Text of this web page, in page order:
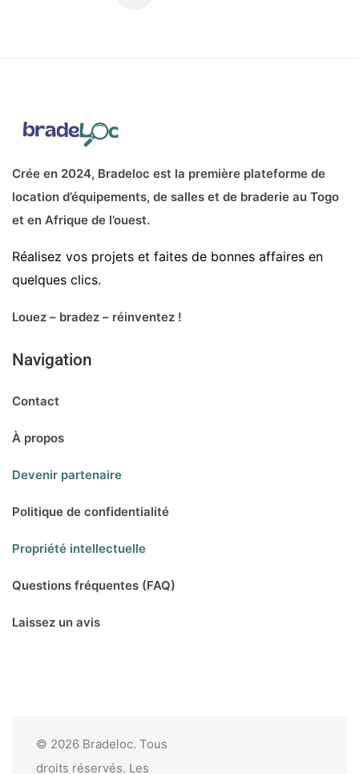
Crée en 2024, Bradeloc est la première plateforme de
location d’équipements, de salles et de braderie au Togo
et en Afrique de l’ouest.
Réalisez vos projets et faites de bonnes affaires en
quelques clics.
Louez – bradez – réinventez !
Navigation
Contact
À propos
Devenir partenaire
Politique de confidentialité
Propriété intellectuelle
Questions fréquentes (FAQ)
Laissez un avis
© 2026 Bradeloc. Tous
droits réservés. Les